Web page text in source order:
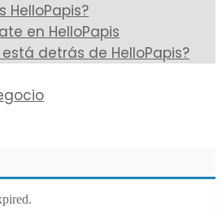
HelloPapis?
en HelloPapis
está detrás de HelloPapis?